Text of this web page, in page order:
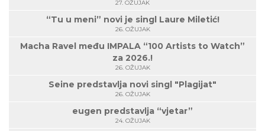
27. OŽUJAK
“Tu u meni” novi je singl Laure Miletić!
26. OŽUJAK
Macha Ravel među IMPALA “100 Artists to Watch”
za 2026.!
26. OŽUJAK
Seine predstavlja novi singl "Plagijat"
26. OŽUJAK
eugen predstavlja “vjetar”
24. OŽUJAK